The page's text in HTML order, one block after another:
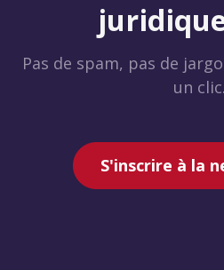
Pas de spam, pas de
un clic.
S'inscrire à la